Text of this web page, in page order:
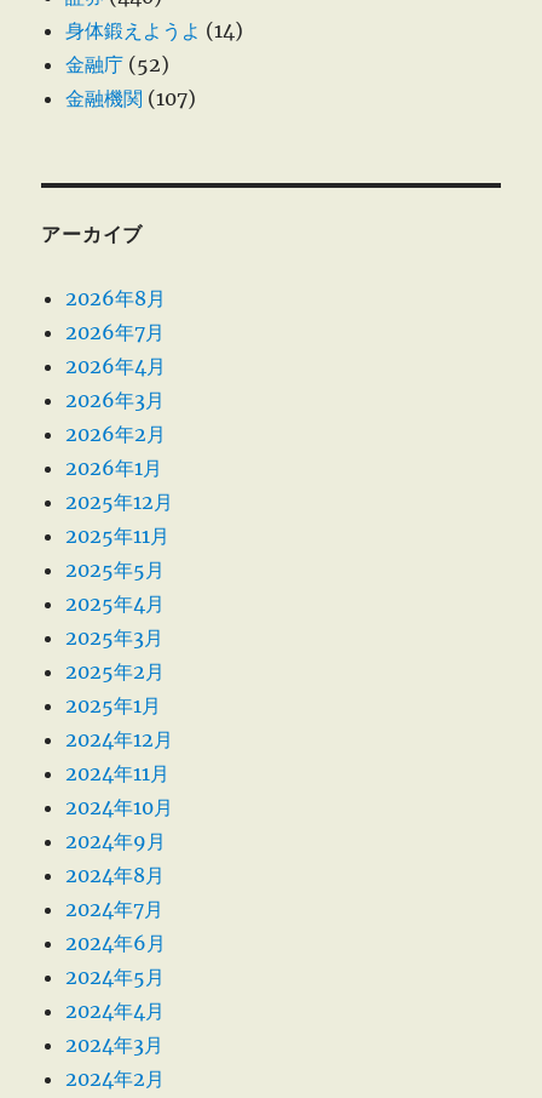
身体鍛えようよ (14)
金融庁 (52)
金融機関 (107)
アーカイブ
2026年8月
2026年7月
2026年4月
2026年3月
2026年2月
2026年1月
2025年12月
2025年11月
2025年5月
2025年4月
2025年3月
2025年2月
2025年1月
2024年12月
2024年11月
2024年10月
2024年9月
2024年8月
2024年7月
2024年6月
2024年5月
2024年4月
2024年3月
2024年2月